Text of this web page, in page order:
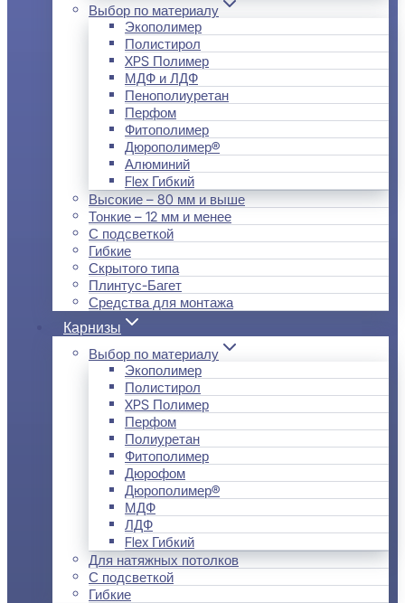
Выбор по материалу
Экополимер
Полистирол
XPS Полимер
МДФ и ЛДФ
Пенополиуретан
Перфом
Фитополимер
Дюрополимер®
Алюминий
Flex Гибкий
Высокие – 80 мм и выше
Тонкие – 12 мм и менее
С подсветкой
Гибкие
Скрытого типа
Плинтус-Багет
Средства для монтажа
Карнизы
Выбор по материалу
Экополимер
Полистирол
XPS Полимер
Перфом
Полиуретан
Фитополимер
Дюрофом
Дюрополимер®
МДФ
ЛДФ
Flex Гибкий
Для натяжных потолков
С подсветкой
Гибкие